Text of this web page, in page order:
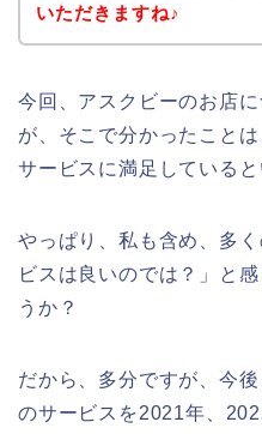
いただきますね♪
今回、アスクビーのお店
が、そこで分かったこと
サービスに満足している
やっぱり、私も含め、多
ビスは良いのでは？」と
うか？
だから、多分ですが、今
のサービスを2021年、